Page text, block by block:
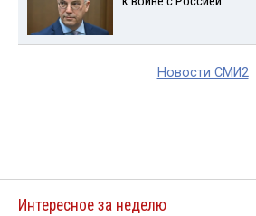
Новости СМИ2
Интересное за неделю